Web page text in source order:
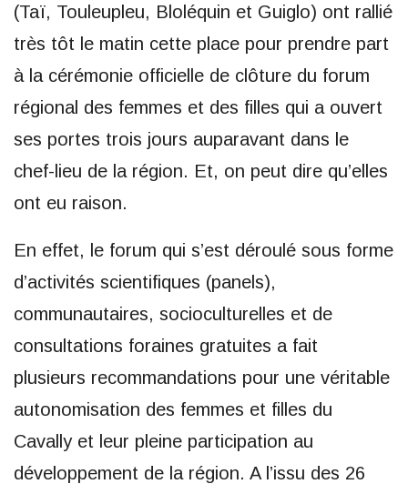
(Taï, Touleupleu, Bloléquin et Guiglo) ont rallié
très tôt le matin cette place pour prendre part
à la cérémonie officielle de clôture du forum
régional des femmes et des filles qui a ouvert
ses portes trois jours auparavant dans le
chef-lieu de la région. Et, on peut dire qu’elles
ont eu raison.
En effet, le forum qui s’est déroulé sous forme
d’activités scientifiques (panels),
communautaires, socioculturelles et de
consultations foraines gratuites a fait
plusieurs recommandations pour une véritable
autonomisation des femmes et filles du
Cavally et leur pleine participation au
développement de la région. A l’issu des 26